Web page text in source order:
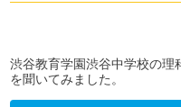
渋谷教育学園渋谷中学校の理
を聞いてみました。